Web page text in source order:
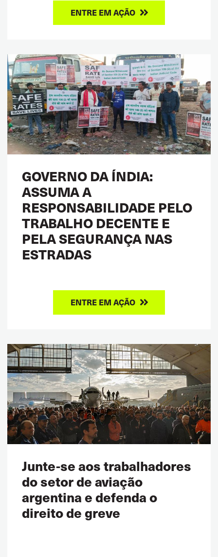
ENTRE EM AÇÃO
GOVERNO DA ÍNDIA:
ASSUMA A
RESPONSABILIDADE PELO
TRABALHO DECENTE E
PELA SEGURANÇA NAS
ESTRADAS
ENTRE EM AÇÃO
Junte-se aos trabalhadores
do setor de aviação
argentina e defenda o
direito de greve